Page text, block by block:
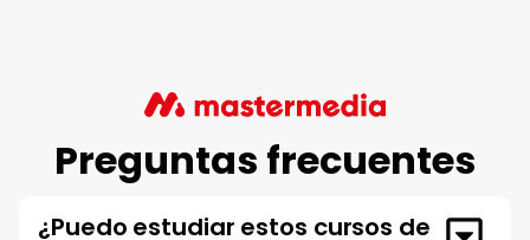
Preguntas frecuentes
¿Puedo estudiar estos cursos de